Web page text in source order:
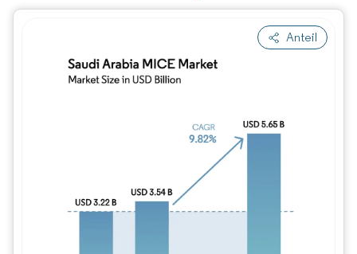
Anteil
Bild © Mordor Intelligence.